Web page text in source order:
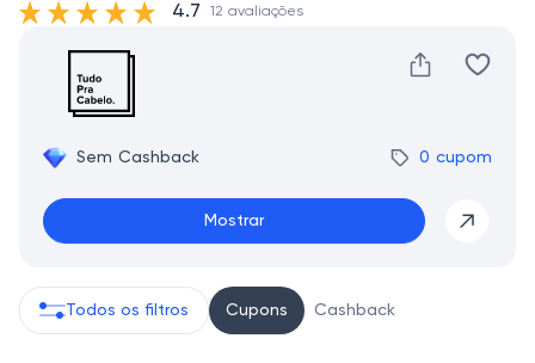
Sem Cashback 0 cupom
Mostrar
4.7 12 avaliações
Todos os filtros Cupons Cashback